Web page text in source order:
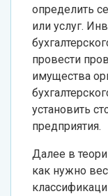
определить
или услуг.
провести
имущества
установить
предприятия.
Далее в
как нужно